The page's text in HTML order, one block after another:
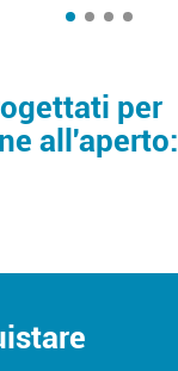
per
all'aperto: